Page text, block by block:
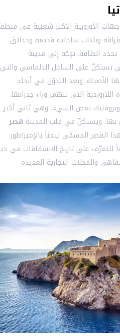
الأوروبية الأكثر شعبية في
وبلدات ساحلية قديمة وحدائق
الطاقة. توجّه إلى مدينة
تستكنّ على الساحل الدلماسي والتي
الأصيلة. وبعد التجوّل في أنحاء
التي تنهمر وراء جدرانها.
بعض الشيء، وهي ثاني أكبر
بها. ويستكنّ في قلب المدينة قصر
القصر المسمّى تيمناً بالإمبراطور
للتعرّف على تاريخ الانشقاقات في
والمحلات التجارية العديدة